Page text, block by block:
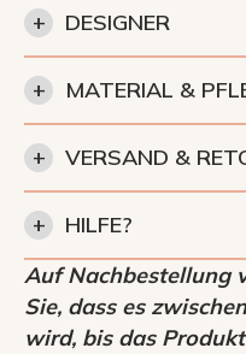
+ DESIGNER
+ MATERIAL &
+ VERSAND &
+
HILFE?
Auf Nachbestellung
Sie, dass es
wird, bis das